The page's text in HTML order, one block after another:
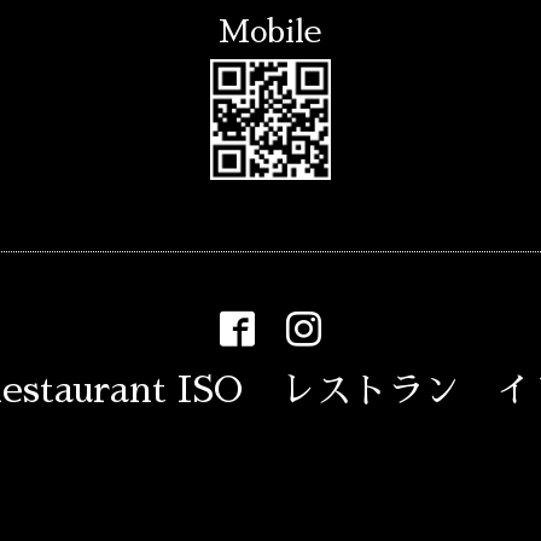
Mobile
ISO レストラン イ